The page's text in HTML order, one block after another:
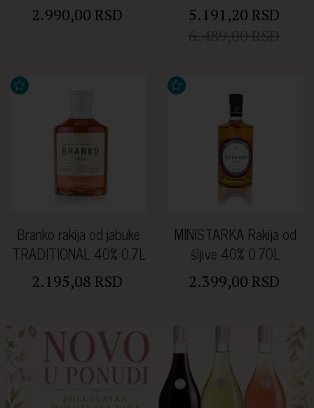
2.990,00 RSD
5.191,20 RSD
Branko rakija od jabuke
TRADITIONAL 40% 0.7L
2.195,08 RSD
MINISTARKA Rakija od
šljive 40% 0.70L
2.399,00 RSD